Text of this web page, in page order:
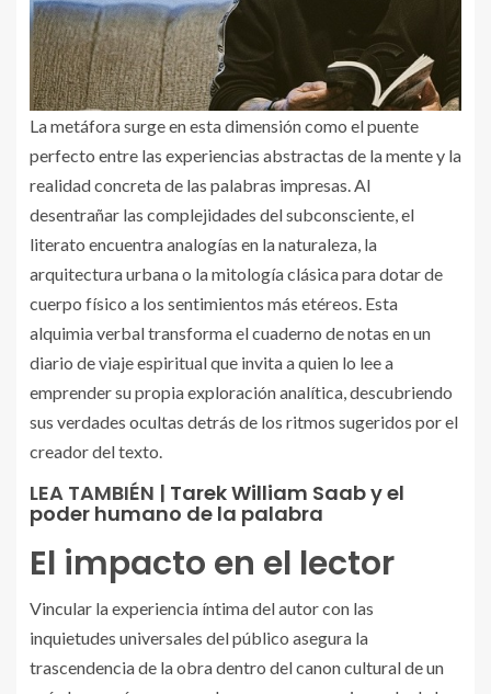
La metáfora surge en esta dimensión como el puente
perfecto entre las experiencias abstractas de la mente y la
realidad concreta de las palabras impresas. Al
desentrañar las complejidades del subconsciente, el
literato encuentra analogías en la naturaleza, la
arquitectura urbana o la mitología clásica para dotar de
cuerpo físico a los sentimientos más etéreos. Esta
alquimia verbal transforma el cuaderno de notas en un
diario de viaje espiritual que invita a quien lo lee a
emprender su propia exploración analítica, descubriendo
sus verdades ocultas detrás de los ritmos sugeridos por el
creador del texto.
LEA TAMBIÉN | Tarek William Saab y el
poder humano de la palabra
El impacto en el lector
Vincular la experiencia íntima del autor con las
inquietudes universales del público asegura la
trascendencia de la obra dentro del canon cultural de un